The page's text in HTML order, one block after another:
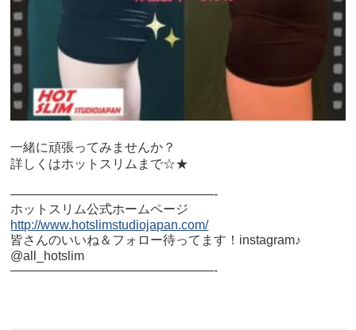
一緒に頑張ってみませんか？
詳しくはホットスリムまで☆★
————————————————-
ホットスリム公式ホームページ
http://www.hotslimstudiojapan.com/
皆さんのいいね＆フォロー待ってます！instagram♪
@all_hotslim
————————————————-